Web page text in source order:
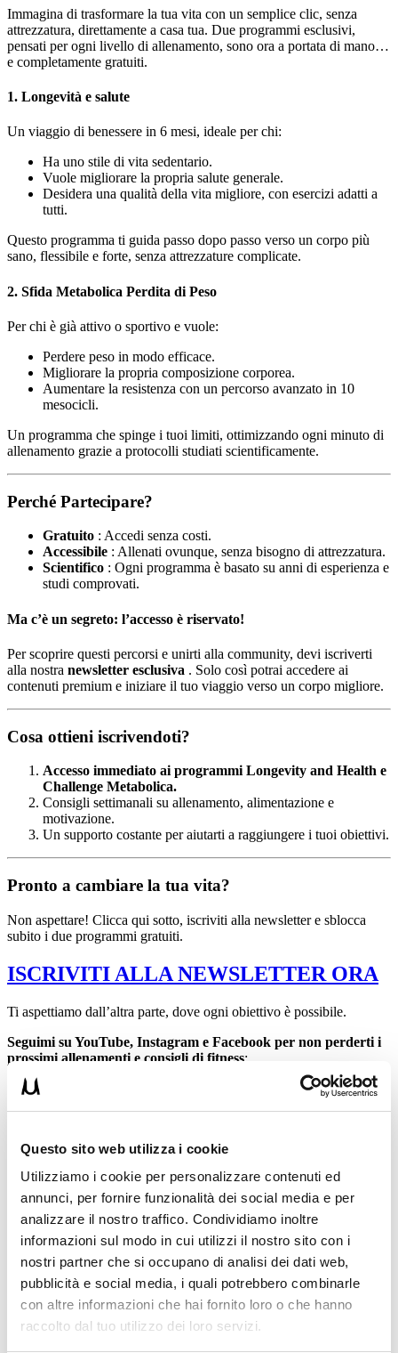
Questo sito web utilizza i cookie
Utilizziamo i cookie per personalizzare contenuti ed
annunci, per fornire funzionalità dei social media e per
analizzare il nostro traffico. Condividiamo inoltre
informazioni sul modo in cui utilizzi il nostro sito con i
nostri partner che si occupano di analisi dei dati web,
pubblicità e social media, i quali potrebbero combinarle
con altre informazioni che hai fornito loro o che hanno
raccolto dal tuo utilizzo dei loro servizi.
Immagina di trasformare la tua vita con un semplice clic, senza
attrezzatura, direttamente a casa tua. Due programmi esclusivi,
pensati per ogni livello di allenamento, sono ora a portata di mano…
e completamente gratuiti.
1. Longevità e salute
Un viaggio di benessere in 6 mesi, ideale per chi:
Ha uno stile di vita sedentario.
Vuole migliorare la propria salute generale.
Desidera una qualità della vita migliore, con esercizi adatti a
tutti.
Questo programma ti guida passo dopo passo verso un corpo più
sano, flessibile e forte, senza attrezzature complicate.
2. Sfida Metabolica Perdita di Peso
Per chi è già attivo o sportivo e vuole:
Perdere peso in modo efficace.
Migliorare la propria composizione corporea.
Aumentare la resistenza con un percorso avanzato in 10
mesocicli.
Un programma che spinge i tuoi limiti, ottimizzando ogni minuto di
allenamento grazie a protocolli studiati scientificamente.
Perché Partecipare?
Gratuito : Accedi senza costi.
Accessibile : Allenati ovunque, senza bisogno di attrezzatura.
Scientifico : Ogni programma è basato su anni di esperienza e
studi comprovati.
Ma c’è un segreto: l’accesso è riservato!
Per scoprire questi percorsi e unirti alla community, devi iscriverti
alla nostra newsletter esclusiva . Solo così potrai accedere ai
contenuti premium e iniziare il tuo viaggio verso un corpo migliore.
Cosa ottieni iscrivendoti?
Accesso immediato ai programmi Longevity and Health e
Challenge Metabolica.
Consigli settimanali su allenamento, alimentazione e
motivazione.
Un supporto costante per aiutarti a raggiungere i tuoi obiettivi.
Pronto a cambiare la tua vita?
Non aspettare! Clicca qui sotto, iscriviti alla newsletter e sblocca
subito i due programmi gratuiti.
ISCRIVITI ALLA NEWSLETTER ORA
Ti aspettiamo dall’altra parte, dove ogni obiettivo è possibile.
Seguimi su YouTube, Instagram e Facebook per non perderti i
prossimi allenamenti e consigli di fitness:
https://youtube.com/@lorenzomortaruolocoach?
Facebook:https://www.facebook.com/profile.php?
id=100091688058084
Lorenzo Mortaruolo
Per qualsiasi dubbio non esitare a contattare il Coach!